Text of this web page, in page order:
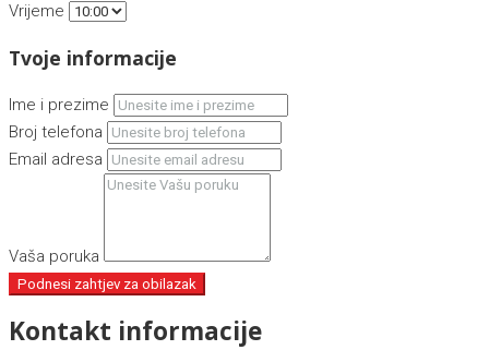
Vrijeme
Tvoje informacije
Ime i prezime
Broj telefona
Email adresa
Vaša poruka
Podnesi zahtjev za obilazak
Kontakt informacije